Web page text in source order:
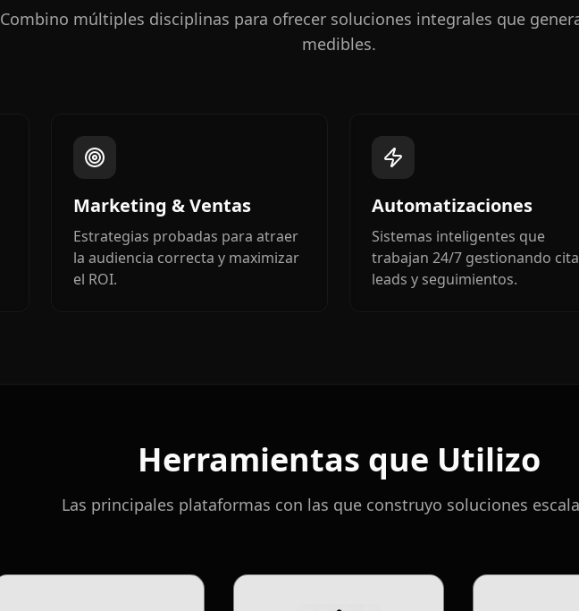
Combino múltiples disciplinas para ofrecer soluciones integrales que
medibles.
Marketing & Ventas
Estrategias probadas para atraer
la audiencia correcta y maximizar
el ROI.
Automatizaciones
Sistemas inteligentes que
trabajan 24/7 gestionando
leads y seguimientos.
Herramientas que Utilizo
Las principales plataformas con las que construyo soluciones